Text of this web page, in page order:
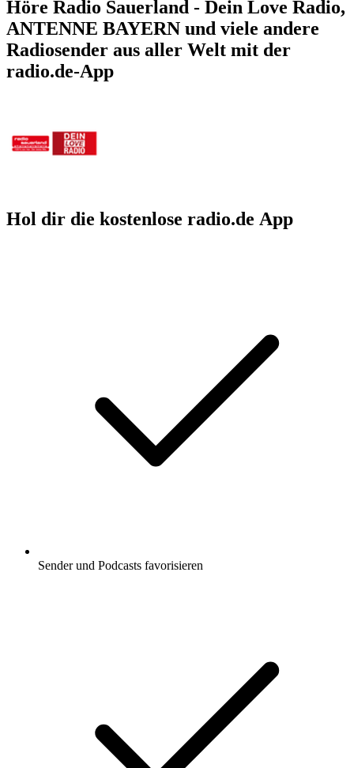
Höre Radio Sauerland - Dein Love Radio,
ANTENNE BAYERN und viele andere
Radiosender aus aller Welt mit der
radio.de-App
Hol dir die kostenlose radio.de App
Sender und Podcasts favorisieren